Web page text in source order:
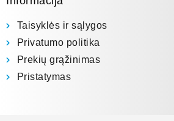
Taisyklės ir sąlygos
Privatumo politika
Prekių grąžinimas
Pristatymas